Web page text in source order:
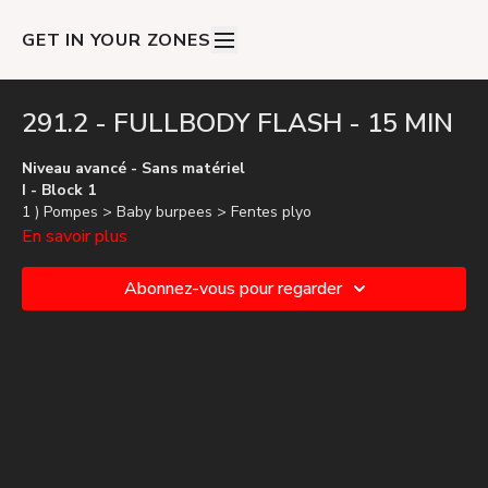
GET IN YOUR ZONES
291.2 - FULLBODY FLASH - 15 MIN
Niveau avancé - Sans matériel
I - Block 1
1 ) Pompes > Baby burpees > Fentes plyo
2 ) Walk plank > Plank jack > Squat hold
4 ) Footing > Footing ++ > Run > Jack > Burpee
En savoir plus
Abonnez-vous pour regarder